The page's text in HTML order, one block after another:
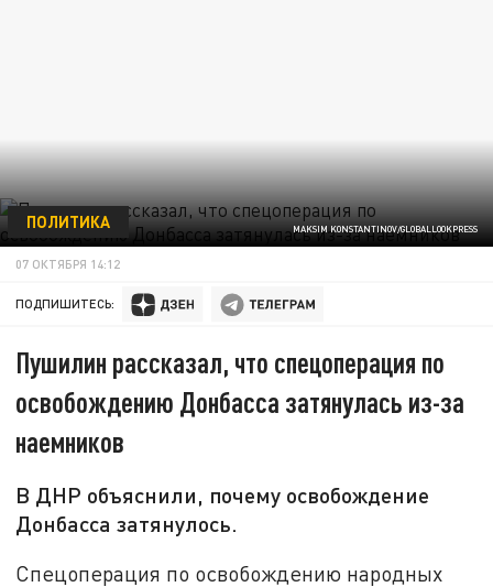
MAKSIM KONSTANTINOV/GLOBALLOOKPRESS
ПОЛИТИКА
07 ОКТЯБРЯ 14:12
ПОДПИШИТЕСЬ:
Пушилин рассказал, что спецоперация по
освобождению Донбасса затянулась из-за
наемников
В ДНР объяснили, почему освобождение
Донбасса затянулось.
Спецоперация по освобождению народных